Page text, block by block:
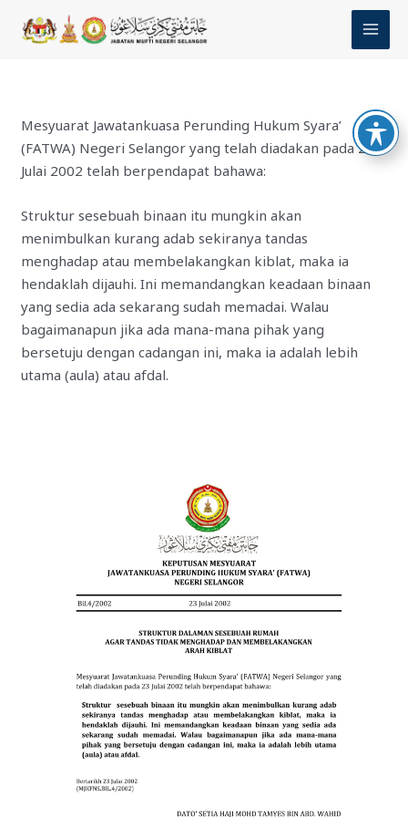
Mesyuarat Jawatankuasa Perunding Hukum Syara’
(FATWA) Negeri Selangor yang telah diadakan pada 23
Julai 2002 telah berpendapat bahawa:
Struktur sesebuah binaan itu mungkin akan
menimbulkan kurang adab sekiranya tandas
menghadap atau membelakangkan kiblat, maka ia
hendaklah dijauhi. Ini memandangkan keadaan binaan
yang sedia ada sekarang sudah memadai. Walau
bagaimanapun jika ada mana-mana pihak yang
bersetuju dengan cadangan ini, maka ia adalah lebih
utama (aula) atau afdal.